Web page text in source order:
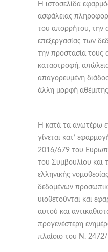
Η ιστοσελίδα
ασφάλειας
του απορρήτου, την
επεξεργασίας των
την προστασία τους
καταστροφή,
απαγορευμένη
άλλη μορφή
Η κατά τα ανωτέρω
γίνεται κατ’
2016/679 του
του Συμβουλίου και
ελληνικής
δεδομένων
υιοθετούνται και
αυτού και
προγενέστερη
πλαίσιο του Ν.